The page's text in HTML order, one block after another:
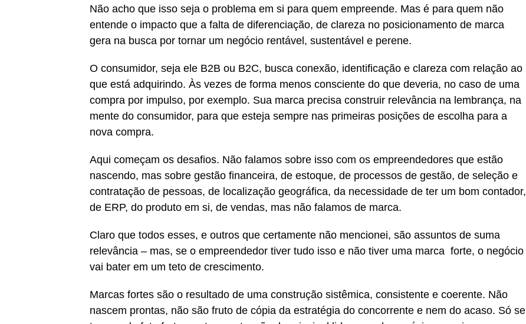
Não acho que isso seja o problema em si para quem empreende. Mas é para quem não
entende o impacto que a falta de diferenciação, de clareza no posicionamento de marca
gera na busca por tornar um negócio rentável, sustentável e perene.
O consumidor, seja ele B2B ou B2C, busca conexão, identificação e clareza com relação ao
que está adquirindo. Às vezes de forma menos consciente do que deveria, no caso de uma
compra por impulso, por exemplo. Sua marca precisa construir relevância na lembrança, na
mente do consumidor, para que esteja sempre nas primeiras posições de escolha para a
nova compra.
Aqui começam os desafios. Não falamos sobre isso com os empreendedores que estão
nascendo, mas sobre gestão financeira, de estoque, de processos de gestão, de seleção e
contratação de pessoas, de localização geográfica, da necessidade de ter um bom contador,
de ERP, do produto em si, de vendas, mas não falamos de marca.
Claro que todos esses, e outros que certamente não mencionei, são assuntos de suma
relevância – mas, se o empreendedor tiver tudo isso e não tiver uma marca forte, o negócio
vai bater em um teto de crescimento.
Marcas fortes são o resultado de uma construção sistêmica, consistente e coerente. Não
nascem prontas, não são fruto de cópia da estratégia do concorrente e nem do acaso. Só se